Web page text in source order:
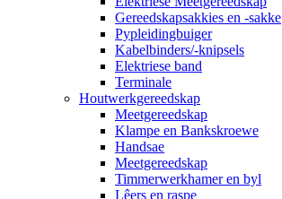
Gereedskapsakkies en -sakke
Pypleidingbuiger
Kabelbinders/-knipsels
Elektriese band
Terminale
Houtwerkgereedskap
Meetgereedskap
Klampe en Bankskroewe
Handsae
Meetgereedskap
Timmerwerkhamer en byl
Lêers en raspe